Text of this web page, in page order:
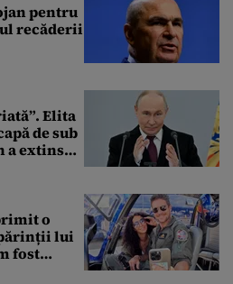
pentru
recăderii
Elita
de sub
a extins
o
părinții lui
fost